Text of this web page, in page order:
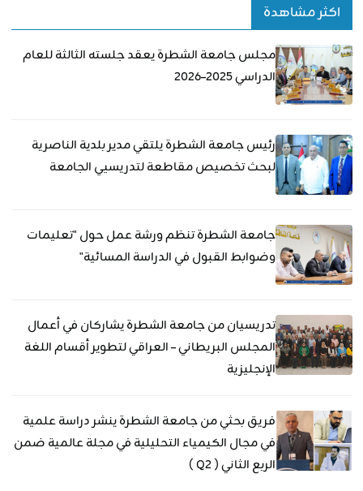
اكثر مشاهدة
مجلس جامعة الشطرة يعقد جلسته الثالثة للعام
الدراسي 2025–2026
رئيس جامعة الشطرة يلتقي مدير بلدية الناصرية
لبحث تخصيص مقاطعة لتدريسيي الجامعة
جامعة الشطرة تنظم ورشة عمل حول "تعليمات
وضوابط القبول في الدراسة المسائية"
تدريسيان من جامعة الشطرة يشاركان في أعمال
المجلس البريطاني – العراقي لتطوير أقسام اللغة
الإنجليزية
فريق بحثي من جامعة الشطرة ينشر دراسة علمية
في مجال الكيمياء التحليلية في مجلة عالمية ضمن
الربع الثاني ( Q2 )